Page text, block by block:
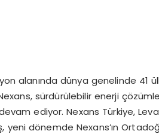
alanında dünya genelinde 41
sürdürülebilir enerji
ediyor. Nexans Türkiye,
yeni dönemde Nexans’ın